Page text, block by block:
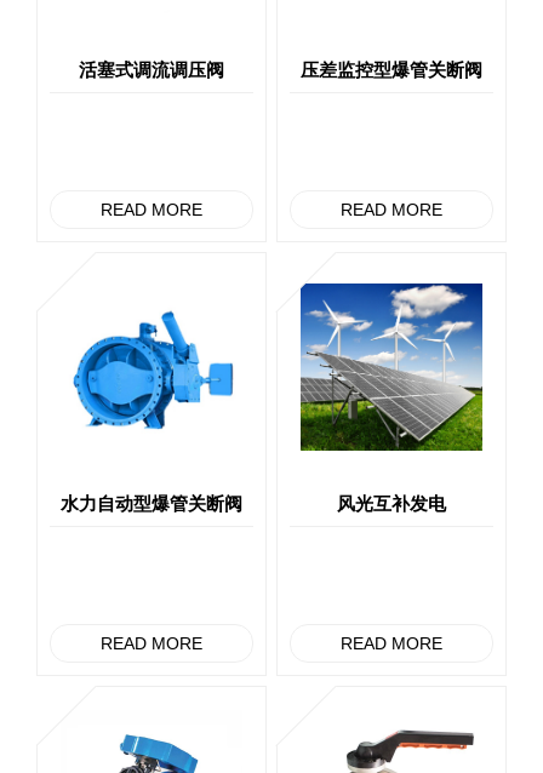
活塞式调流调压阀
READ MORE
压差监控型爆管关断阀
READ MORE
水力自动型爆管关断阀
READ MORE
风光互补发电
READ MORE